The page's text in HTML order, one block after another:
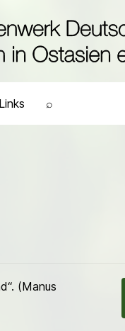
Links ⌕
(Manus